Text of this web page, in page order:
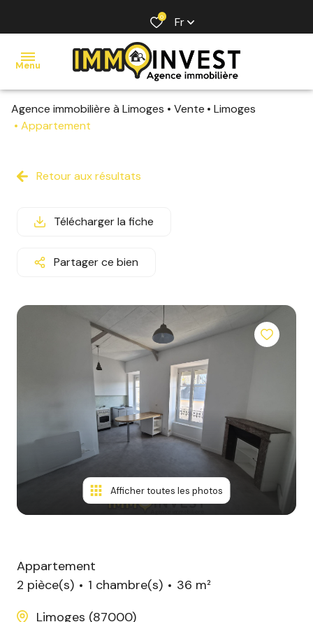
0 Fr
Menu
ACCUEIL
LOCATION
AGENCE
Agence immobilière à Limoges Vente
Limoges
Appartement
Retour aux résultats
Télécharger la fiche
Partager ce bien
Afficher toutes les photos
Appartement
2 pièce(s)
1 chambre(s)
36 m²
Limoges (87000)